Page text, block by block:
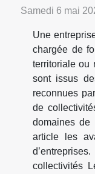
Samedi 6 mai
Une
chargée de
territoriale ou
sont issus
reconnues
de
domaines de
article les
collectivités